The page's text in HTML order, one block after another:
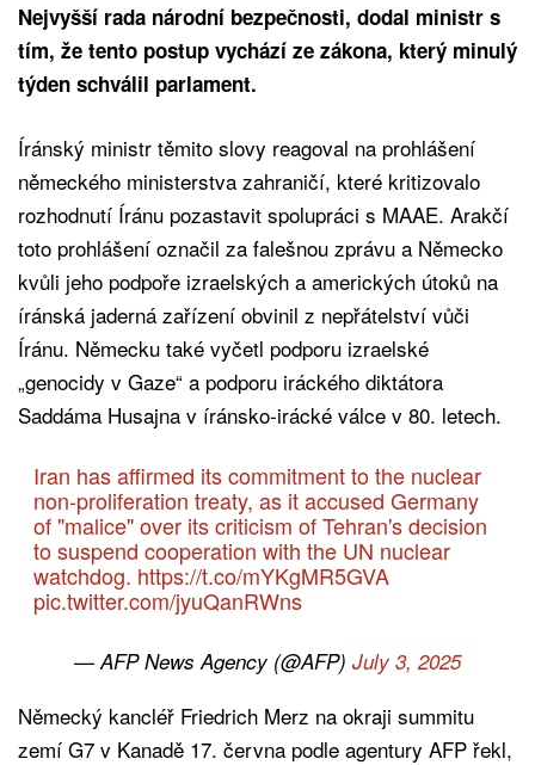
Nejvyšší rada národní bezpečnosti, dodal ministr s
tím, že tento postup vychází ze zákona, který minulý
týden schválil parlament.
Íránský ministr těmito slovy reagoval na prohlášení
německého ministerstva zahraničí, které kritizovalo
rozhodnutí Íránu pozastavit spolupráci s MAAE. Arakčí
toto prohlášení označil za falešnou zprávu a Německo
kvůli jeho podpoře izraelských a amerických útoků na
íránská jaderná zařízení obvinil z nepřátelství vůči
Íránu. Německu také vyčetl podporu izraelské
„genocidy v Gaze“ a podporu iráckého diktátora
Saddáma Husajna v íránsko-irácké válce v 80. letech.
Iran has affirmed its commitment to the nuclear
non-proliferation treaty, as it accused Germany
of "malice" over its criticism of Tehran's decision
to suspend cooperation with the UN nuclear
watchdog. https://t.co/mYKgMR5GVA
pic.twitter.com/jyuQanRWns
— AFP News Agency (@AFP) July 3, 2025
Německý kancléř Friedrich Merz na okraji summitu
zemí G7 v Kanadě 17. června podle agentury AFP řekl,